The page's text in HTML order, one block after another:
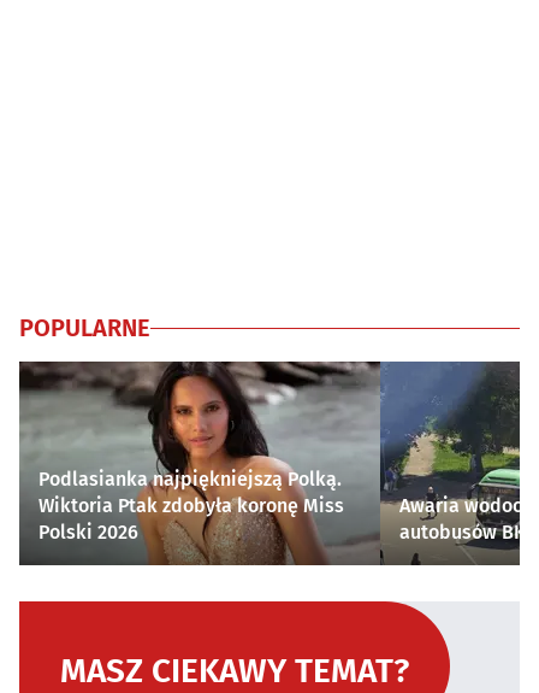
POPULARNE
Podlasianka najpiękniejszą Polką.
Wiktoria Ptak zdobyła koronę Miss
Polski 2026
Awaria
autobusów
MASZ CIEKAWY TEMAT?